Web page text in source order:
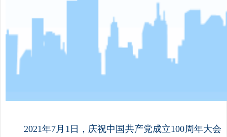
2021年7月1日，庆祝中国共产党成立100周年大会